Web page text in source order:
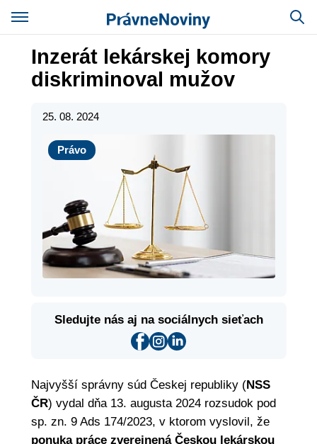
Inzerát lekárskej komory
diskriminoval mužov
25. 08. 2024
Právo
Právo
Sledujte nás aj na sociálnych sieťach
Najvyšší správny súd Českej republiky (NSS
ČR) vydal dňa 13. augusta 2024 rozsudok pod
sp. zn. 9 Ads 174/2023, v ktorom vyslovil, že
ponuka práce zverejnená Českou lekárskou